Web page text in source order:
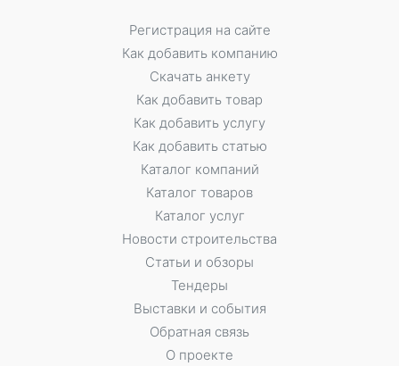
Регистрация на сайте
Как добавить компанию
Скачать анкету
Как добавить товар
Как добавить услугу
Как добавить статью
Каталог компаний
Каталог товаров
Каталог услуг
Новости строительства
Статьи и обзоры
Тендеры
Выставки и события
Обратная связь
О проекте